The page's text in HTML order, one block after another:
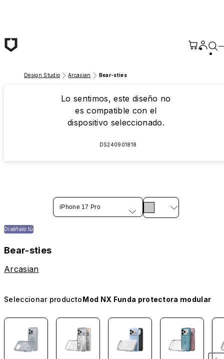
Design Studio Arcasian Bear-sties
Lo sentimos, este diseño no
es compatible con el
dispositivo seleccionado.
DS240901818
iPhone 17 Pro
Diséñalo tú
Bear-sties
Arcasian
Seleccionar productoMod NX Funda protectora modular